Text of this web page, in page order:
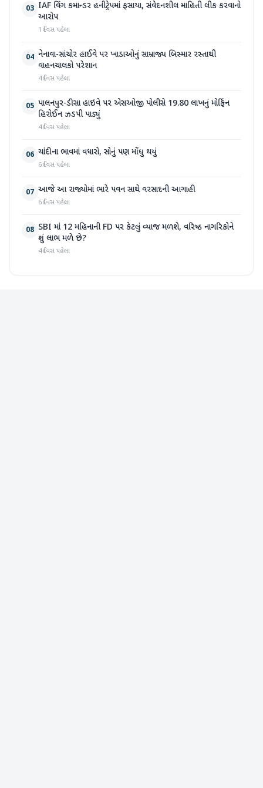
03 IAF વિંગ કમાન્ડર હનીટ્રેપમાં ફસાયા, સંવેદનશીલ માહિતી લીક કરવાનો
આરોપ
1 દિવસ પહેલા
04 નેનાવા-સાંચોર હાઈવે પર ખાડાઓનું સામ્રાજ્ય બિસ્માર રસ્તાથી
વાહનચાલકો પરેશાન
4 દિવસ પહેલા
05 પાલનપુર-ડીસા હાઇવે પર એસઓજી પોલીસે 19.80 લાખનું મોર્ફિન
હિરોઈન ઝડપી પાડ્યું
4 દિવસ પહેલા
06 ચાંદીના ભાવમાં વધારો, સોનું પણ મોંઘુ થયું
6 દિવસ પહેલા
07 આજે આ રાજ્યોમાં ભારે પવન સાથે વરસાદની આગાહી
6 દિવસ પહેલા
08 SBI માં 12 મહિનાની FD પર કેટલું વ્યાજ મળશે, વરિષ્ઠ નાગરિકોને
શું લાભ મળે છે?
4 દિવસ પહેલા